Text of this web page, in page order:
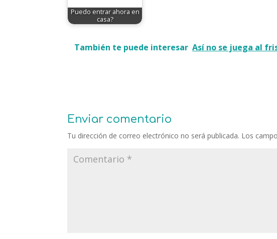
Puedo entrar ahora en
casa?
También te puede interesar Así no se juega al
Enviar comentario
Tu dirección de correo electrónico no será publicada. Los